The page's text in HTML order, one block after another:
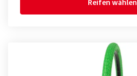
Reifen wählen